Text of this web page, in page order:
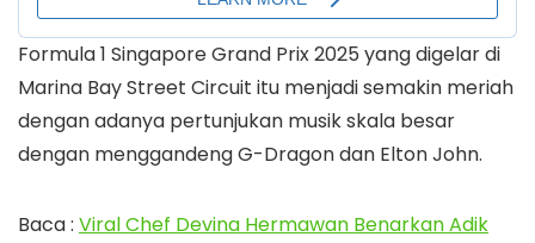
Formula 1 Singapore Grand Prix 2025 yang digelar di
Marina Bay Street Circuit itu menjadi semakin meriah
dengan adanya pertunjukan musik skala besar
dengan menggandeng G-Dragon dan Elton John.
Baca : Viral Chef Devina Hermawan Benarkan Adik